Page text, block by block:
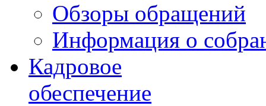
Обзоры обращений
Информация о
Кадровое
обеспечение